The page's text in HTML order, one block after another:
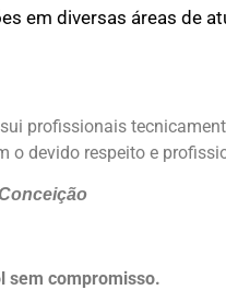
em diversas áreas de
profissionais
o devido respeito e
sem compromisso.